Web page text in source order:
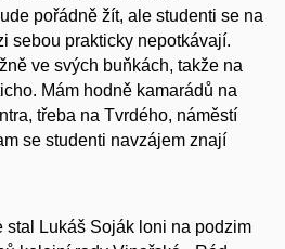
pořádně žít, ale studenti se na
sebou prakticky nepotkávají.
ve svých buňkách, takže na
Mám hodně kamarádů na
třeba na Tvrdého, náměstí
se studenti navzájem znají
stal Lukáš Soják loni na podzim